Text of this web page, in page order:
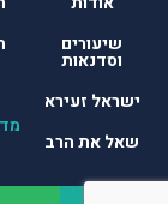
שיעורים
וסדנאות
ישראל זעירא
שאל את הרב